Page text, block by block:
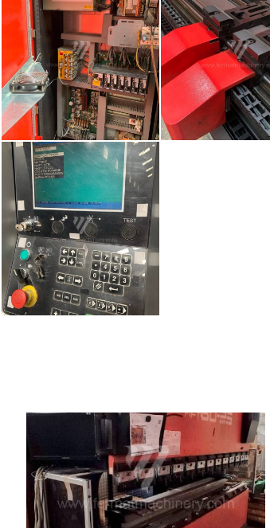
Año de fabricación:
2001
Sistema de control
Fuerza de presión
80 t
Longitud de plegado
2620 mm
Número de ejes accionados
4
Compensación del movimiento bajo
Carrera del martinete
200 mm